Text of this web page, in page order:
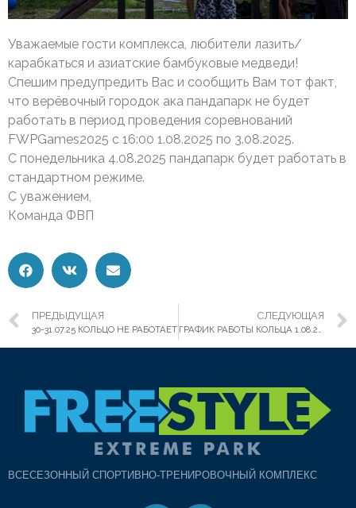
Уважаемые гости комплекса, любители лазить/
карабкаться и азиатские бамбуковые медведи!
Спешим предупредить Вас и сообщить Вам тот факт,
что верёвочный городок ака пандапарк не будет
работать в период проведения соревнований
FWPGames2025 с 16:00 1.08.2025 по 3.08.2025.
С понедельника 4.08.2025 пандапарк будет работать в
стандартном режиме.
С уважением,
Команда ФВП
ПРЕДЫДУЩАЯ
30-31.07.25 КОЛЬЦО НЕ РАБОТАЕТ
СЛЕДУЮЩАЯ
ГРАФИК РАБОТЫ КОЛЬЦА 1.08.2025-3.08.2025
ВСЕСЕЗОННЫЙ СПОРТИВНО-ТРЕНИРОВОЧНЫЙ КОМПЛЕКС